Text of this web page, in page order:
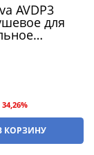
AVDP3
для
34,26%
КОРЗИНУ